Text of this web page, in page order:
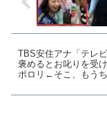
TBS安住アナ「テレ
褒めるとお叱りを受
ポロリ←そこ、もうち